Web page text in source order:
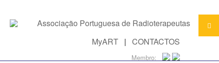
MyART | CONTACTOS
Membro: